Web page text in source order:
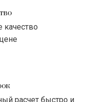
расчет быстро и